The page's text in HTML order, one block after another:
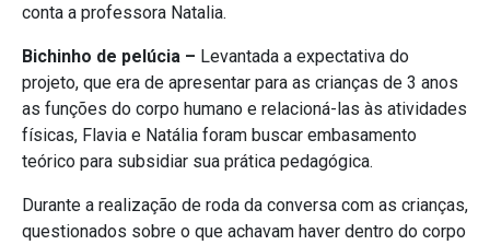
conta a professora Natalia.
Bichinho de pelúcia – Levantada a expectativa do
projeto, que era de apresentar para as crianças de 3 anos
as funções do corpo humano e relacioná-las às atividades
físicas, Flavia e Natália foram buscar embasamento
teórico para subsidiar sua prática pedagógica.
Durante a realização de roda da conversa com as crianças,
questionados sobre o que achavam haver dentro do corpo